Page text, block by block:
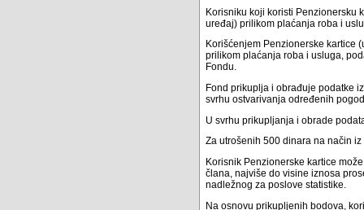
Korisniku koji koristi Penzionersku
uređaj) prilikom plaćanja roba i
Korišćenjem Penzionerske kartice
prilikom plaćanja roba i usluga,
Fondu.
Fond prikuplja i obrađuje podatke
svrhu ostvarivanja određenih
U svrhu prikupljanja i obrade
Za utrošenih 500 dinara na način
Korisnik Penzionerske kartice
člana, najviše do visine iznosa
nadležnog za poslove statistike.
Na osnovu prikupljenih bodova,